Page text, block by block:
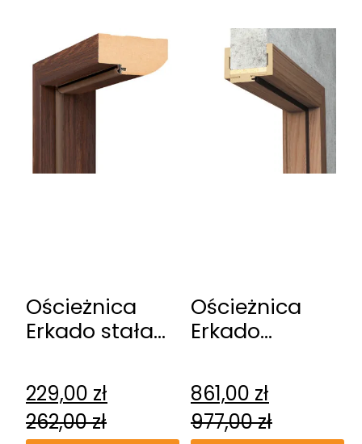
Ościeżnica
Erkado stała
229,00 zł
262,00zł
Ościeżnica
Erkado
bezprzylgowa
861,00 zł
977,00zł